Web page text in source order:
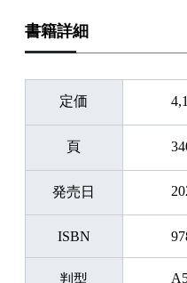
書籍詳細
定価
頁
発売日
ISBN
判型